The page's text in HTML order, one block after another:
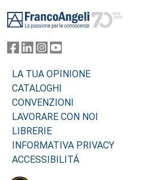
LA TUA OPINIONE
CATALOGHI
CONVENZIONI
LAVORARE CON NOI
LIBRERIE
INFORMATIVA PRIVACY
ACCESSIBILITÁ